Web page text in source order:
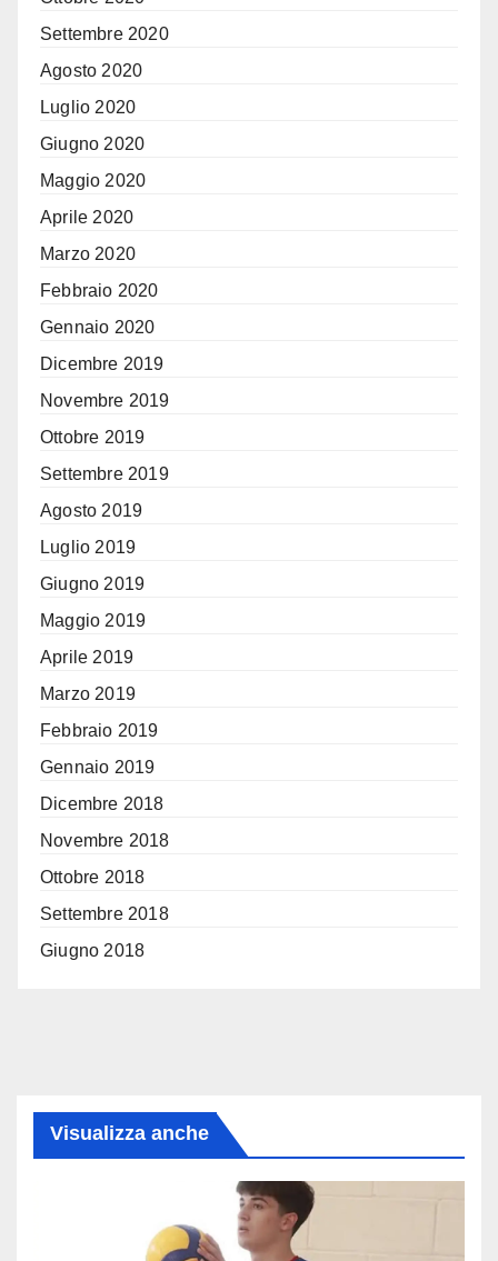
Settembre 2020
Agosto 2020
Luglio 2020
Giugno 2020
Maggio 2020
Aprile 2020
Marzo 2020
Febbraio 2020
Gennaio 2020
Dicembre 2019
Novembre 2019
Ottobre 2019
Settembre 2019
Agosto 2019
Luglio 2019
Giugno 2019
Maggio 2019
Aprile 2019
Marzo 2019
Febbraio 2019
Gennaio 2019
Dicembre 2018
Novembre 2018
Ottobre 2018
Settembre 2018
Giugno 2018
Visualizza anche